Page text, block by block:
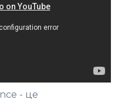
- це